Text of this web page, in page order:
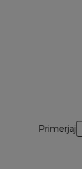
Primerjaj